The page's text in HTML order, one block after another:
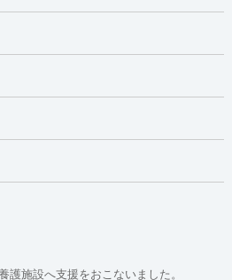
護施設へ支援をおこないました。